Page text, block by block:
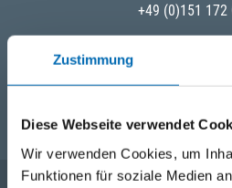
Zustimmung
Diese Webseite verwendet
Wir verwenden Cookies, um
Funktionen für soziale Medien
+49 (0)151 172